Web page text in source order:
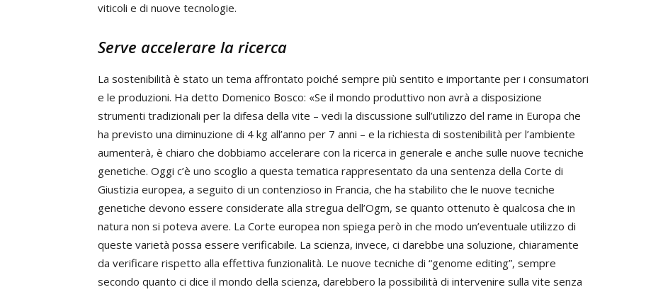
viticoli e di nuove tecnologie.
Serve accelerare la ricerca
La sostenibilità è stato un tema affrontato poiché sempre più sentito e importante per i consumatori
e le produzioni. Ha detto Domenico Bosco: «Se il mondo produttivo non avrà a disposizione
strumenti tradizionali per la difesa della vite – vedi la discussione sull’utilizzo del rame in Europa che
ha previsto una diminuzione di 4 kg all’anno per 7 anni – e la richiesta di sostenibilità per l’ambiente
aumenterà, è chiaro che dobbiamo accelerare con la ricerca in generale e anche sulle nuove tecniche
genetiche. Oggi c’è uno scoglio a questa tematica rappresentato da una sentenza della Corte di
Giustizia europea, a seguito di un contenzioso in Francia, che ha stabilito che le nuove tecniche
genetiche devono essere considerate alla stregua dell’Ogm, se quanto ottenuto è qualcosa che in
natura non si poteva avere. La Corte europea non spiega però in che modo un’eventuale utilizzo di
queste varietà possa essere verificabile. La scienza, invece, ci darebbe una soluzione, chiaramente
da verificare rispetto alla effettiva funzionalità. Le nuove tecniche di “genome editing”, sempre
secondo quanto ci dice il mondo della scienza, darebbero la possibilità di intervenire sulla vite senza